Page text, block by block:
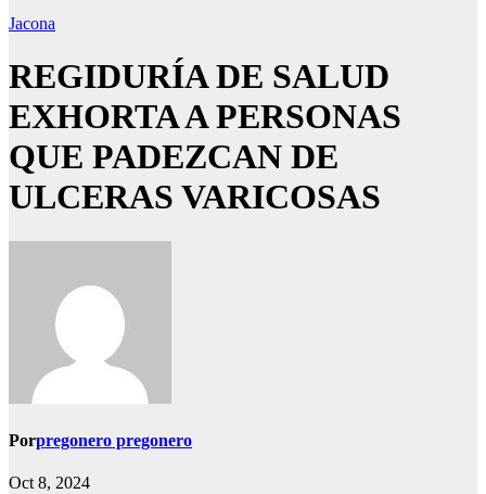
Jacona
REGIDURÍA DE SALUD
EXHORTA A PERSONAS
QUE PADEZCAN DE
ULCERAS VARICOSAS
Porpregonero pregonero
Oct 8, 2024